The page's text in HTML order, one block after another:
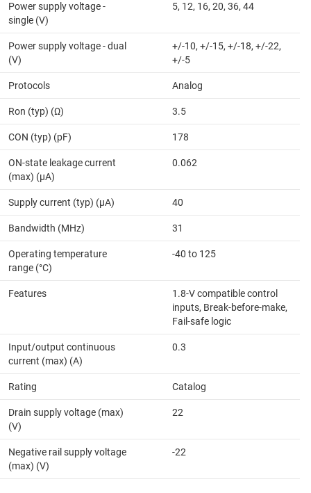
Power supply voltage -
single (V)
5, 12, 16, 20, 36, 44
Power supply voltage - dual
(V)
+/-10, +/-15, +/-18, +/-22,
+/-5
Protocols Analog
Ron (typ) (Ω) 3.5
CON (typ) (pF) 178
ON-state leakage current
(max) (µA)
0.062
Supply current (typ) (µA) 40
Bandwidth (MHz) 31
Operating temperature
range (°C)
-40 to 125
Features
1.8-V compatible control
inputs, Break-before-make,
Fail-safe logic
Input/output continuous
current (max) (A)
0.3
Rating Catalog
Drain supply voltage (max)
(V)
22
Negative rail supply voltage
(max) (V)
-22